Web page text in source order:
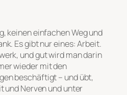
keinen einfachen Weg und
Es gibt nur eines: Arbeit.
und gut wird man darin
wieder mit den
beschäftigt – und übt,
und Nerven und unter